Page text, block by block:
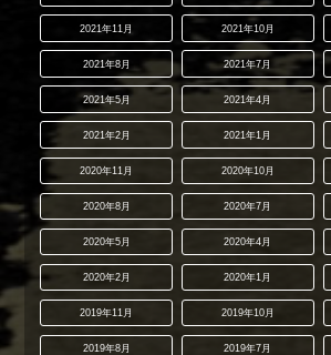
2021年11月 2021年10月
2021年8月 2021年7月
2021年5月 2021年4月
2021年2月 2021年1月
2020年11月 2020年10月
2020年8月 2020年7月
2020年5月 2020年4月
2020年2月 2020年1月
2019年11月 2019年10月
2019年8月 2019年7月